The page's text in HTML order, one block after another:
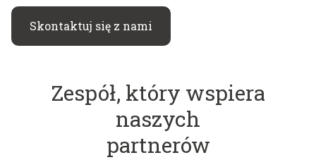
Skontaktuj się z nami
Zespół, który wspiera
naszych
partnerów